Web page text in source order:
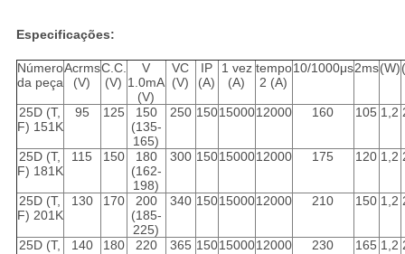
Especificações:
Número
da peça
Acrms
(V)
C.C.
(V)
V
1.0mA
(V)
VC
(V)
IP
(A)
1 vez
(A)
tempo
2 (A)
10/1000μs2ms(W)
25D (T,
F) 151K
95 125
150
(135-
165)
250 1501500012000 160 105 1,2
25D (T,
F) 181K
115 150
180
(162-
198)
300 1501500012000 175 120 1,2
25D (T,
F) 201K
130 170
200
(185-
225)
340 1501500012000 210 150 1,2
25D (T,
140 180
220
365 1501500012000 230 165 1,2